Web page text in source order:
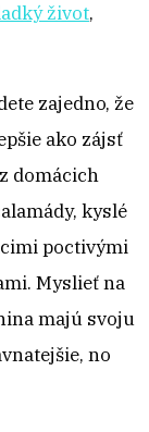
život,
zajedno, že
ako zájsť
domácich
kyslé
poctivými
Myslieť na
majú svoju
no